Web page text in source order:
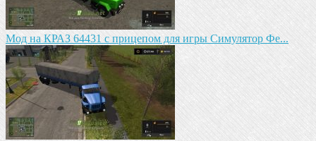
Мод на КРАЗ 64431 с прицепом для игры Симулятор Фе...